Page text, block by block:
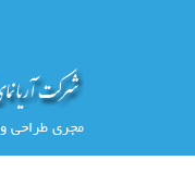
مجری طراحی و